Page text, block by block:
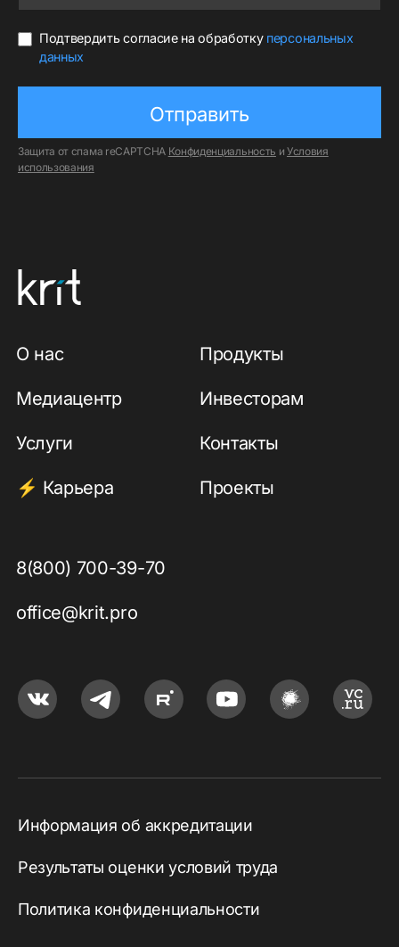
Подтвердить согласие на обработку персональных
данных
Защита от спама reCAPTCHA Конфиденциальность и Условия
использования
О нас Продукты
Медиацентр Инвесторам
Услуги Контакты
Карьера Проекты
8(800) 700-39-70
office@krit.pro
Информация об аккредитации
Результаты оценки условий труда
Политика конфиденциальности